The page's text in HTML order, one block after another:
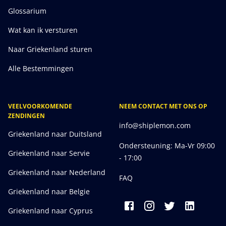
Glossarium
Wat kan ik versturen
Naar Griekenland sturen
Alle Bestemmingen
VEELVOORKOMENDE
ZENDINGEN
Griekenland naar Duitsland
Griekenland naar Servie
Griekenland naar Nederland
Griekenland naar Belgie
Griekenland naar Cyprus
NEEM CONTACT MET ONS OP
info@shiplemon.com
Ondersteuning: Ma-Vr 09:00
- 17:00
FAQ